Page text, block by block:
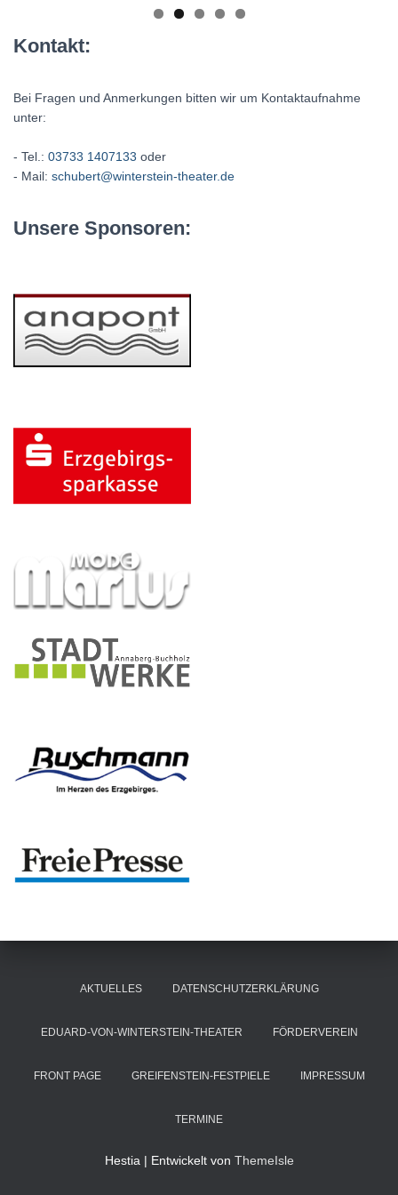
Kontakt:
Bei Fragen und Anmerkungen bitten wir um Kontaktaufnahme
unter:
- Tel.: 03733 1407133 oder
- Mail: schubert@winterstein-theater.de
Unsere Sponsoren:
AKTUELLES DATENSCHUTZERKLÄRUNG
EDUARD-VON-WINTERSTEIN-THEATER FÖRDERVEREIN
FRONT PAGE GREIFENSTEIN-FESTPIELE IMPRESSUM
TERMINE
Hestia | Entwickelt von ThemeIsle